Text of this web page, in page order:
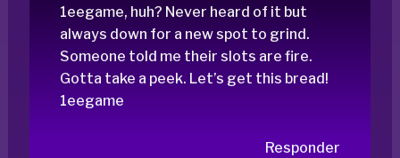
1eegame, huh? Never heard of it but
always down for a new spot to grind.
Someone told me their slots are fire.
Gotta take a peek. Let’s get this bread!
1eegame
Responder